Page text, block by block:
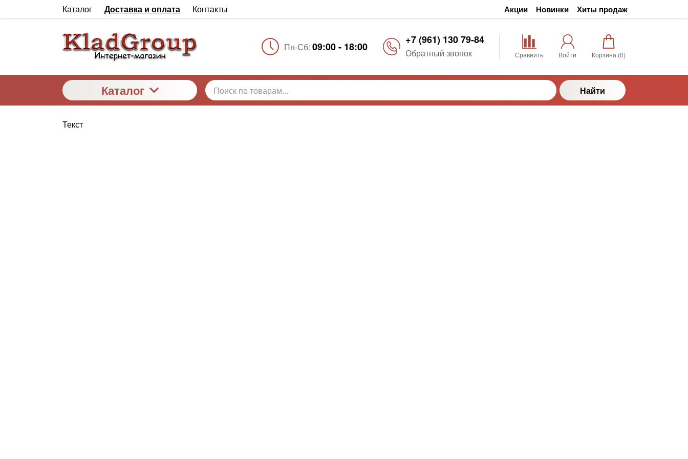
Каталог Доставка и оплата Контакты Акции Новинки Хиты продаж
Пн-Сб: 09:00 - 18:00
+7 (961) 130 79-84
Обратный звонок Сравнить Войти Корзина (0)
Каталог Найти
Текст